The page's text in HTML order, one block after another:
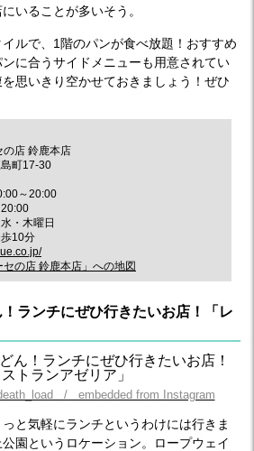
いることが多いそう。
ルで、1階のパンが食べ放題！おすすめ
に合うサイドメニューも用意されてい
思いきり空かせておきましょう！ぜひ
の店 鈴鹿本店
町17-30
～20:00
・木曜日
10分
セの店 鈴鹿本店」への地図
ランチにぜひ行きたいお店！「レ
/ embedded from Instagram
と気軽にランチというわけには行きま
園というロケーション。ロープウェイ